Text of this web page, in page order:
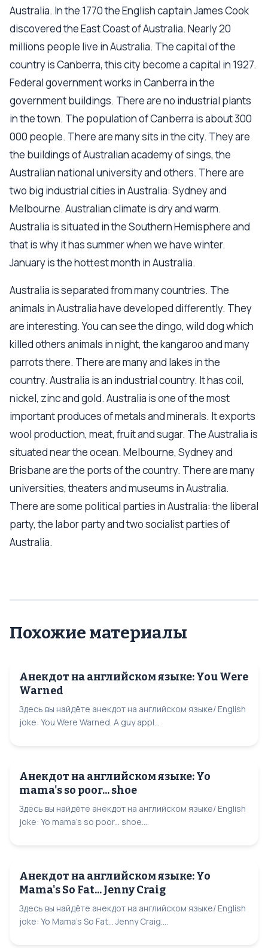
Australia. In the 1770 the English captain James Cook
discovered the East Coast of Australia. Nearly 20
millions people live in Australia. The capital of the
country is Canberra, this city become a capital in 1927.
Federal government works in Canberra in the
government buildings. There are no industrial plants
in the town. The population of Canberra is about 300
000 people. There are many sits in the city. They are
the buildings of Australian academy of sings, the
Australian national university and others. There are
two big industrial cities in Australia: Sydney and
Melbourne. Australian climate is dry and warm.
Australia is situated in the Southern Hemisphere and
that is why it has summer when we have winter.
January is the hottest month in Australia.
Australia is separated from many countries. The
animals in Australia have developed differently. They
are interesting. You can see the dingo, wild dog which
killed others animals in night, the kangaroo and many
parrots there. There are many and lakes in the
country. Australia is an industrial country. It has coil,
nickel, zinc and gold. Australia is one of the most
important produces of metals and minerals. It exports
wool production, meat, fruit and sugar. The Australia is
situated near the ocean. Melbourne, Sydney and
Brisbane are the ports of the country. There are many
universities, theaters and museums in Australia.
There are some political parties in Australia: the liberal
party, the labor party and two socialist parties of
Australia.
Похожие материалы
Анекдот на английском языке: You Were
Warned
Здесь вы найдёте анекдот на английском языке/ English
joke: You Were Warned. A guy appl...
Анекдот на английском языке: Yo
mama's so poor... shoe
Здесь вы найдёте анекдот на английском языке/ English
joke: Yo mama's so poor... shoe....
Анекдот на английском языке: Yo
Mama's So Fat... Jenny Craig
Здесь вы найдёте анекдот на английском языке/ English
joke: Yo Mama's So Fat... Jenny Craig....